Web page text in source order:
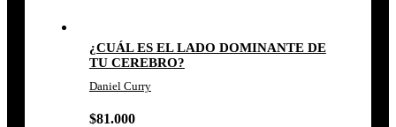
¿CUÁL ES EL LADO DOMINANTE DE
TU CEREBRO?
Daniel Curry
$81.000